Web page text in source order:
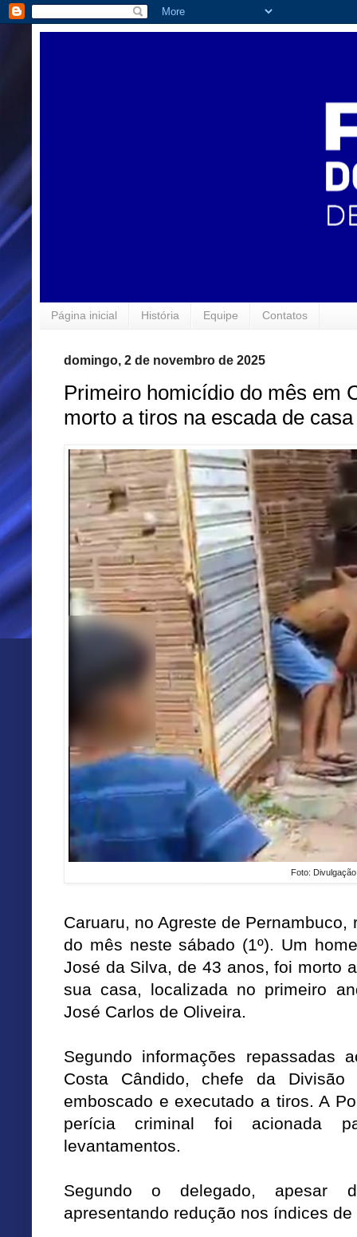
Página inicial História Equipe Contatos
domingo, 2 de novembro de 2025
Primeiro homicídio do mês em
morto a tiros na escada de casa
Foto: Divulgação
Caruaru, no Agreste de
do mês neste sábado (1º). Um
José da Silva, de 43 anos, foi morto
sua casa, localizada no primeiro
José Carlos de Oliveira.
Segundo informações repassadas
Costa Cândido, chefe da
emboscado e executado a tiros. A
perícia criminal foi acionada
levantamentos.
Segundo o delegado, apesar
apresentando redução nos índices